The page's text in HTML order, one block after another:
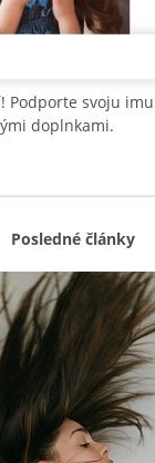
Podporte svoju
doplnkami.
Posledné články